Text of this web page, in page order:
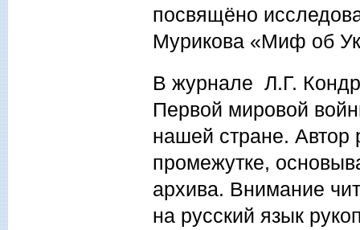
посвящёно
Мурикова «Миф об
В журнале Л.Г.
Первой мировой
нашей стране. Автор
промежутке,
архива. Внимание
на русский язык